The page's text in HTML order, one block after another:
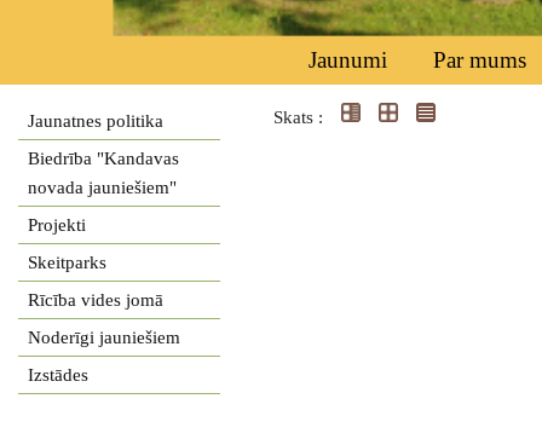
Jaunumi Par mums
Jaunatnes politika
Biedrība "Kandavas
novada jauniešiem"
Projekti
Skeitparks
Rīcība vides jomā
Noderīgi jauniešiem
Izstādes
Skats :